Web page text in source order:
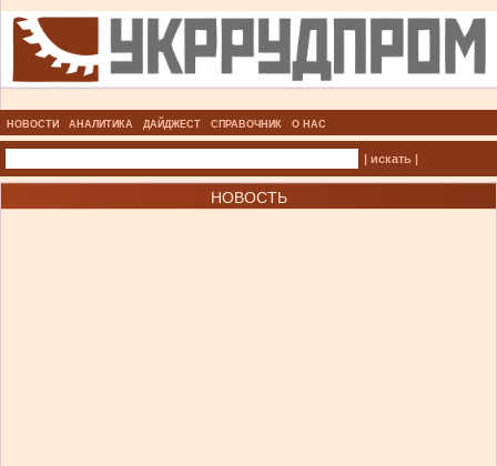
НОВОСТИ АНАЛИТИКА ДАЙДЖЕСТ СПРАВОЧНИК О НАС
| искать |
НОВОСТЬ